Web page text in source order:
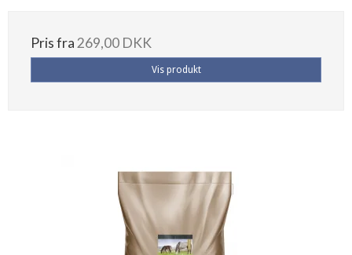
Pris fra 269,00 DKK
Vis produkt